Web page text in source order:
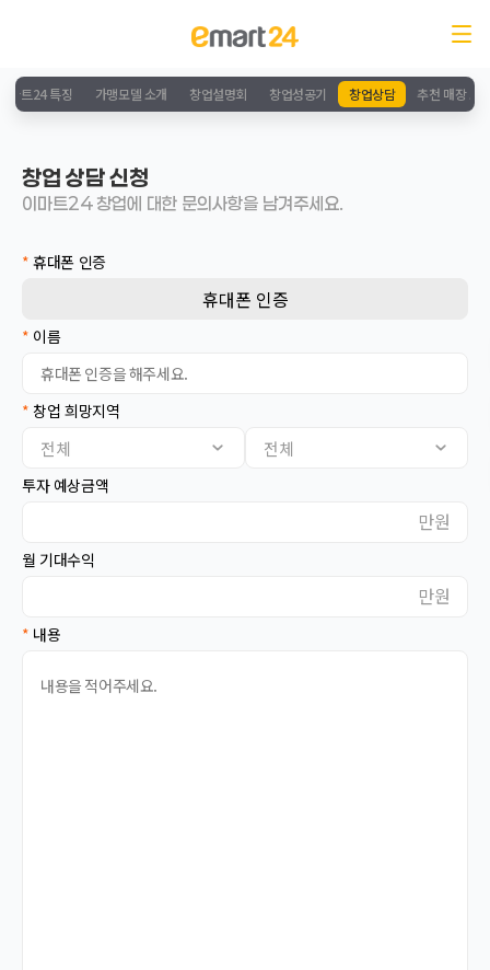
마트24 특징 가맹모델 소개 창업설명회 창업성공기 창업상담 추천 매장 소
창업 상담 신청
이마트24 창업에 대한 문의사항을 남겨주세요.
*휴대폰 인증
휴대폰 인증
* 이름
* 창업 희망지역
전체
서울
인천
경기
대전
부산
광주
충북
충남
경남
전북
전체
투자 예상금액
만원
월 기대수익
만원
* 내용